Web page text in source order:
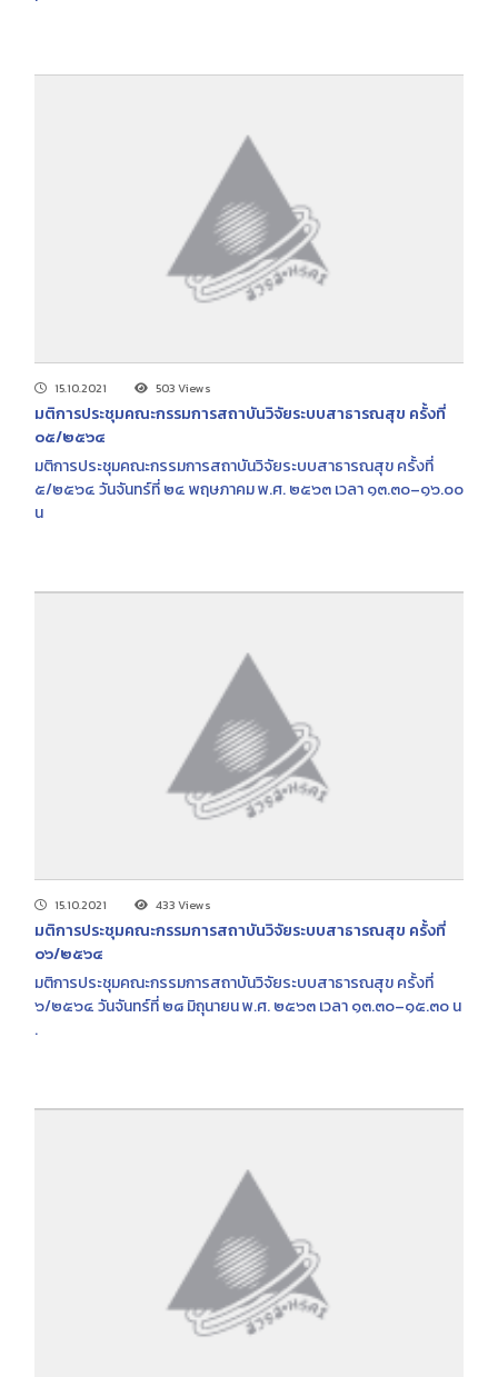
15.10.2021 503 Views
มติการประชุมคณะกรรมการสถาบันวิจัยระบบสาธารณสุข ครั้งที่
๐๕/๒๕๖๔
มติการประชุมคณะกรรมการสถาบันวิจัยระบบสาธารณสุข ครั้งที่
๕/๒๕๖๔ วันจันทร์ที่ ๒๔ พฤษภาคม พ.ศ. ๒๕๖๓ เวลา ๑๓.๓๐–๑๖.๐๐
น
15.10.2021 433 Views
มติการประชุมคณะกรรมการสถาบันวิจัยระบบสาธารณสุข ครั้งที่
๐๖/๒๕๖๔
มติการประชุมคณะกรรมการสถาบันวิจัยระบบสาธารณสุข ครั้งที่
๖/๒๕๖๔ วันจันทร์ที่ ๒๘ มิถุนายน พ.ศ. ๒๕๖๓ เวลา ๑๓.๓๐–๑๕.๓๐ น
.